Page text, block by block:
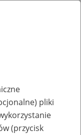
pliki
(przycisk